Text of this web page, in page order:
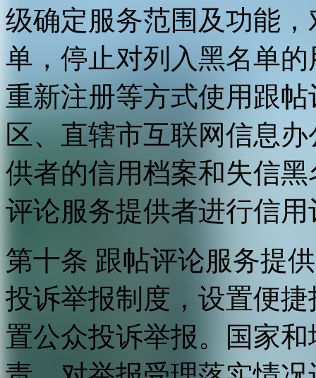
级确定服务范围及功能
单，停止对列入黑名单
重新注册等方式使用跟
区、直辖市互联网信息
供者的信用档案和失信
评论服务提供者进行信用
第十条 跟帖评论服务提
投诉举报制度，设置便
置公众投诉举报。国家